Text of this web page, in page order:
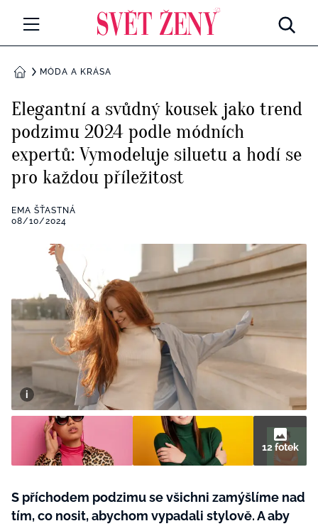
Všechny kategorie
Rozhovory
RETROHUBKY
PSYCHOLOGIE
Seberozvoj
ZDRAVÍ
Životní styl
ZÁBAVA
Všechny kategorie
Testy a kvízy
BYDLENÍ
Všechny kategorie
Tvoření
Rady a tipy
BurdaMedia
SVĚT ŽENY - 599 KČ
ROČNÍ PŘEDPLATNÉ SVĚT ŽENY +
SADA PRODUKTŮ MANA (10 ks)
DOMŮMÓDA A KRÁSA
Elegantní a svůdný kousek jako trend
podzimu 2024 podle módních
expertů: Vymodeluje siluetu a hodí se
pro každou příležitost
EMA ŠŤASTNÁ
08/10/2024
12 fotek
S příchodem podzimu se všichni zamýšlíme nad
tím, co nosit, abychom vypadali stylově. A aby